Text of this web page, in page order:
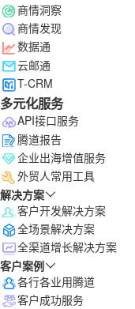
商情洞察
商情发现
数据通
云邮通
T-CRM
多元化服务
API接口服务
腾道报告
企业出海增值服务
外贸人常用工具
解决方案
客户开发解决方案
全场景解决方案
全渠道增长解决方案
客户案例
各行各业用腾道
客户成功服务